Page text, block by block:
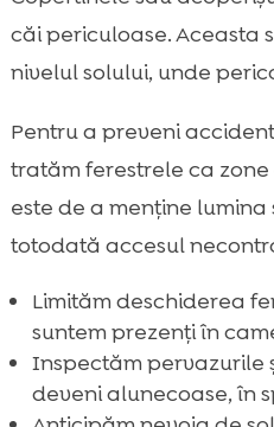
căi periculoase. Aceasta
nivelul solului, unde
Pentru a preveni
tratăm ferestrele ca
este de a menține
totodată accesul
Limităm deschiderea
suntem prezenți în
Inspectăm pervazurile
deveni alunecoase, în